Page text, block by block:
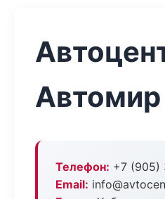
Телефон: +7 (905)
Email: